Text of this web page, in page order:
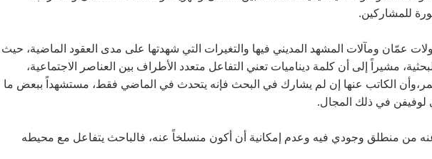
للمشاركين.
عمّان ومآلات المشهد المديني فيها والتغيرات التي شهدتها على مدى العقود الماضية، حيث
مشيراً إلى أن كلمة ديناميات تعني التفاعل متعدد الأطراف بين العناصر الاجتماعية،
الكاتب عنها إن لم يشارك في البحث فإنه يتحدث في الماضي فقط، مستشهداً ببعض ما
لوفيفن في ذلك المجال.
من منطلق وجودي فيه وعدم إمكانية أن أكون منسلخاً عنه، فالباحث يتفاعل مع محيطه